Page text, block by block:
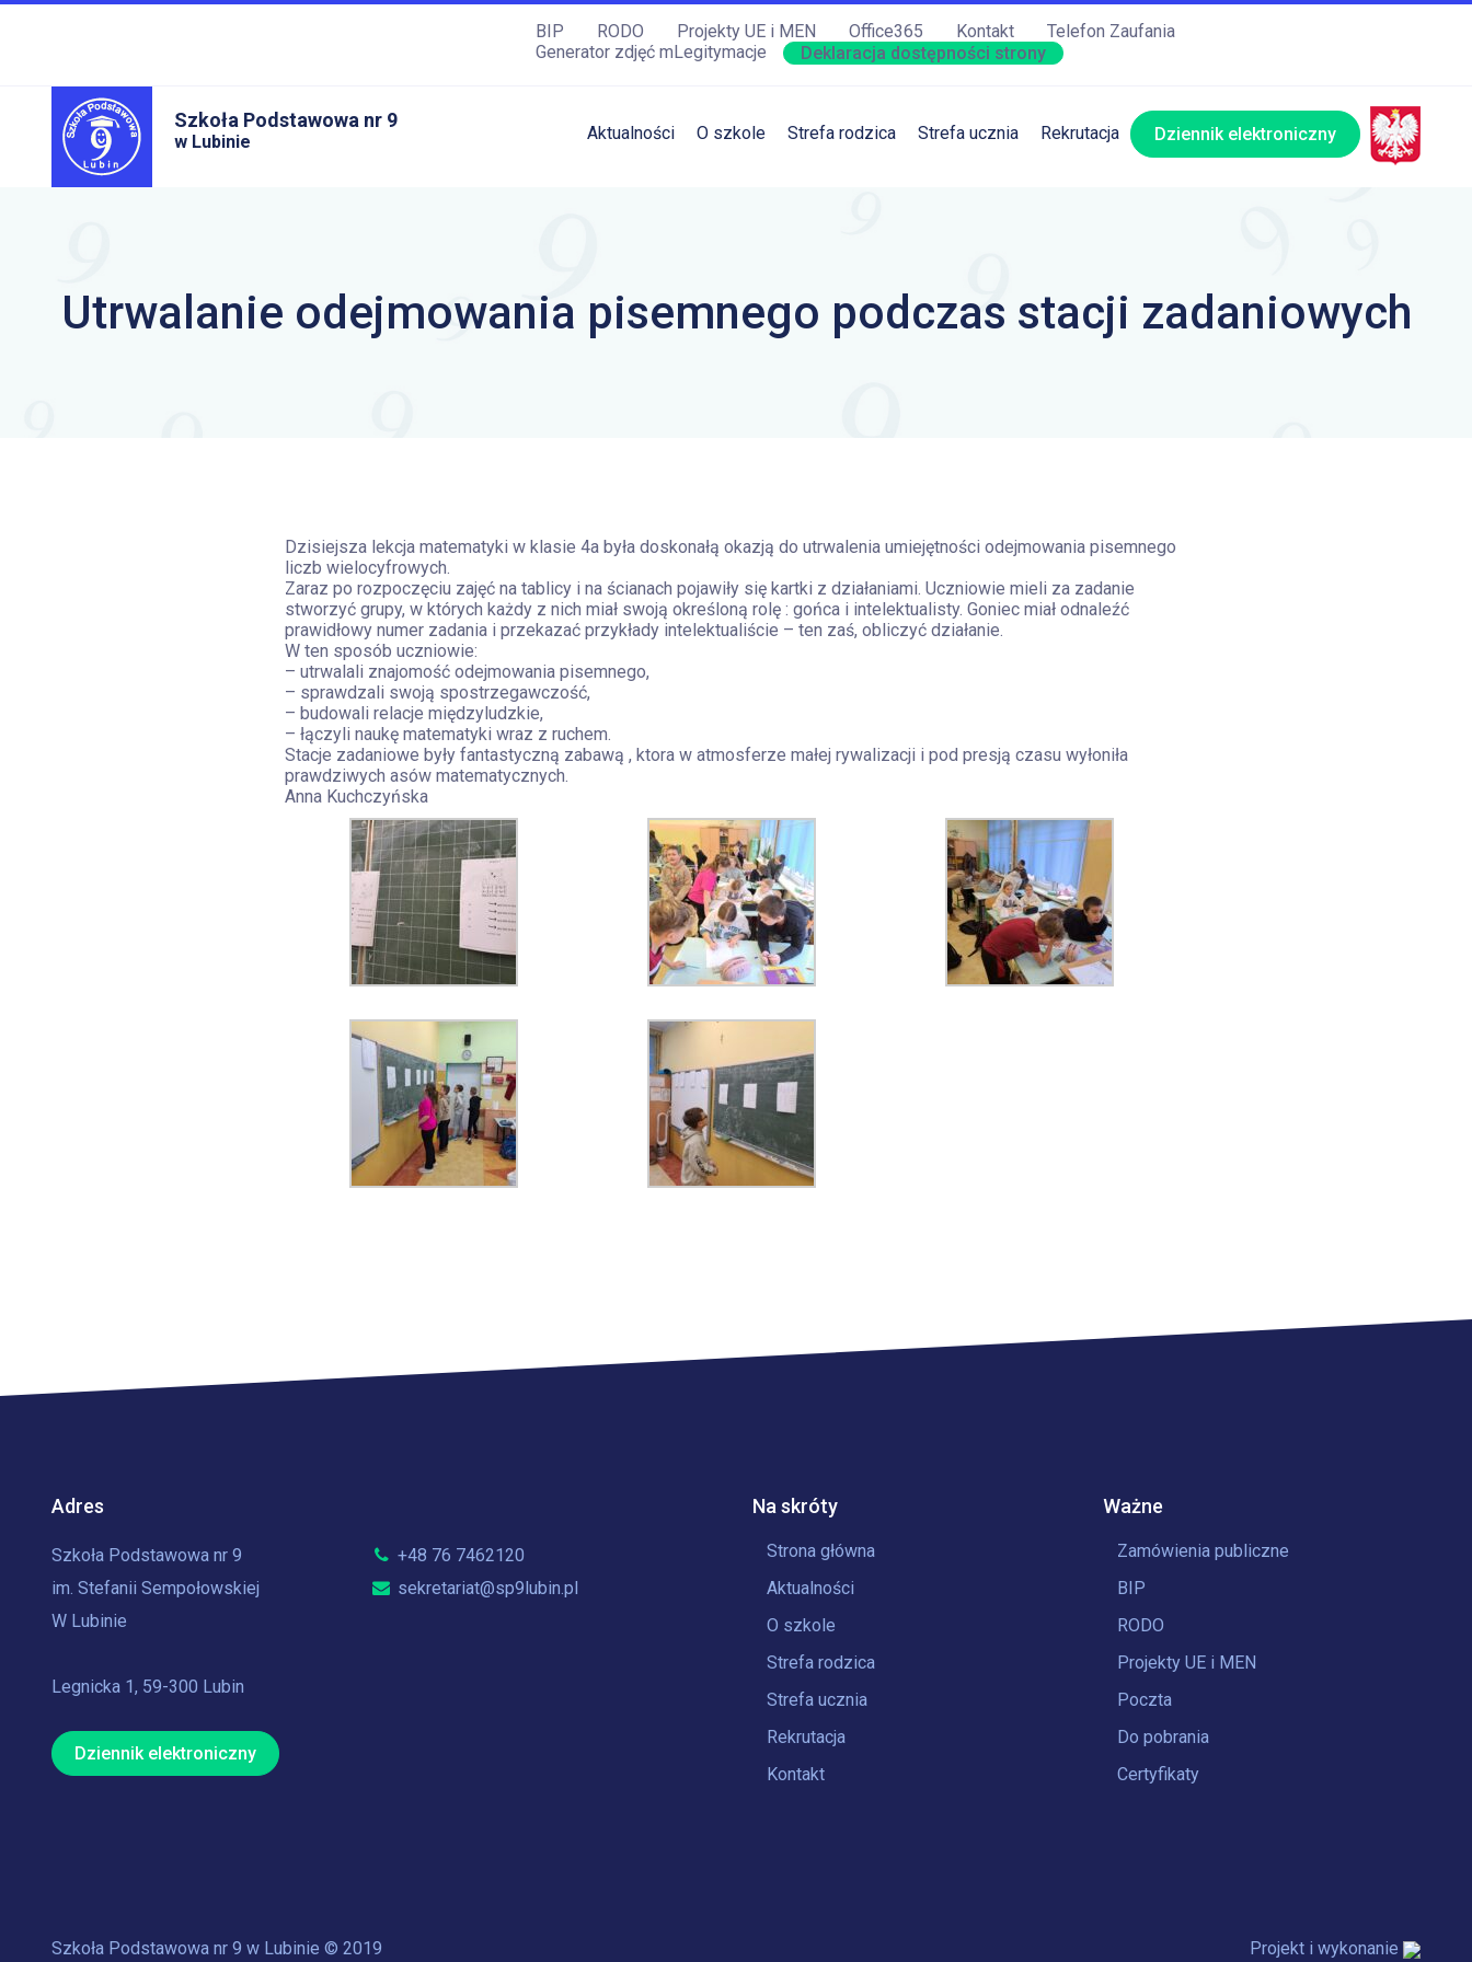
BIP RODO Projekty UE i MEN Office365 Kontakt
Telefon Zaufania
Generator zdjęć mLegitymacje
Deklaracja dostępności strony
Szkoła Podstawowa nr 9
w Lubinie Aktualności O szkole Strefa rodzica Strefa ucznia Rekrutacja Dziennik elektroniczny
Utrwalanie odejmowania pisemnego podczas stacji zadaniowych
Dzisiejsza lekcja matematyki w klasie 4a była doskonałą okazją do utrwalenia umiejętności odejmowania pisemnego
liczb wielocyfrowych.
Zaraz po rozpoczęciu zajęć na tablicy i na ścianach pojawiły się kartki z działaniami. Uczniowie mieli za zadanie
stworzyć grupy, w których każdy z nich miał swoją określoną rolę : gońca i intelektualisty. Goniec miał odnaleźć
prawidłowy numer zadania i przekazać przykłady intelektualiście – ten zaś, obliczyć działanie.
W ten sposób uczniowie:
– utrwalali znajomość odejmowania pisemnego,
– sprawdzali swoją spostrzegawczość,
– budowali relacje międzyludzkie,
– łączyli naukę matematyki wraz z ruchem.
Stacje zadaniowe były fantastyczną zabawą , ktora w atmosferze małej rywalizacji i pod presją czasu wyłoniła
prawdziwych asów matematycznych.
Anna Kuchczyńska
Adres
Szkoła Podstawowa nr 9
im. Stefanii Sempołowskiej
W Lubinie
Legnicka 1, 59-300 Lubin
+48 76 7462120
sekretariat@sp9lubin.pl
Dziennik elektroniczny
Na skróty
Strona główna
Aktualności
O szkole
Strefa rodzica
Strefa ucznia
Rekrutacja
Kontakt
Ważne
Zamówienia publiczne
BIP
RODO
Projekty UE i MEN
Poczta
Do pobrania
Certyfikaty
Szkoła Podstawowa nr 9 w Lubinie © 2019 Projekt i wykonanie